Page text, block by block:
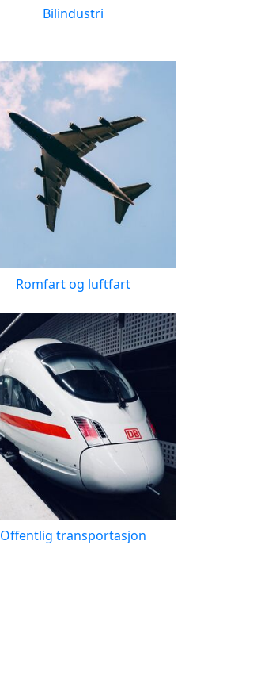
Bilindustri
Romfart og luftfart
Offentlig transportasjon